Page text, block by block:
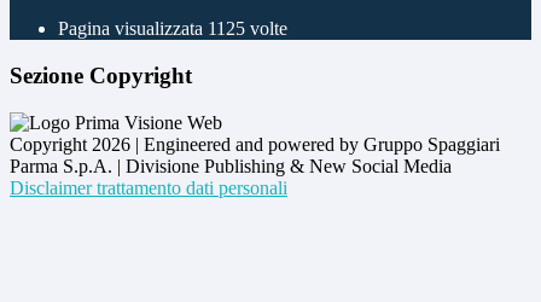
Pagina visualizzata 1125 volte
Sezione Copyright
Copyright 2026 | Engineered and powered by Gruppo Spaggiari
Parma S.p.A. | Divisione Publishing & New Social Media
Disclaimer trattamento dati personali